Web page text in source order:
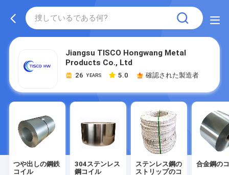
Jiangsu TISCO Hongwang Metal
Products Co., Ltd
26 YEARS 5.0 確認された製造者
つや出しの鋼鉄
コイル
304ステンレス
鋼コイル
ステンレス鋼の
ストリップのコ
合金鋼の